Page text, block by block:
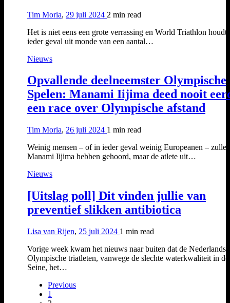
Tim Moria, 29 juli 2024 2 min read
Het is niet eens een grote verrassing en World Triathlon houdt
ieder geval uit monde van een aantal…
Nieuws
Opvallende deelneemster Olympische
Spelen: Manami Iijima deed nooit
een race over Olympische afstand
Tim Moria, 26 juli 2024 1 min read
Weinig mensen – of in ieder geval weinig Europeanen –
Manami Iijima hebben gehoord, maar de atlete uit…
Nieuws
[Uitslag poll] Dit vinden jullie van
preventief slikken antibiotica
Lisa van Rijen, 25 juli 2024 1 min read
Vorige week kwam het nieuws naar buiten dat de Nederlandse
Olympische triatleten, vanwege de slechte waterkwaliteit in de
Seine, het…
Previous
1